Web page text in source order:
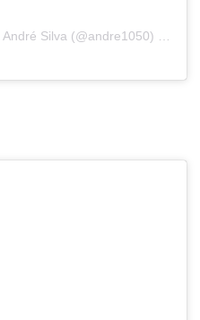
André Silva (@andre1050) a21 de Ago, 2018 às 9:25 PDT